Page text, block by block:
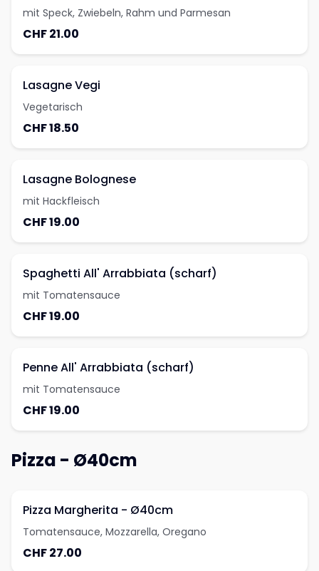
mit Speck, Zwiebeln, Rahm und Parmesan
CHF 21.00
Lasagne Vegi
Vegetarisch
CHF 18.50
Lasagne Bolognese
mit Hackfleisch
CHF 19.00
Spaghetti All' Arrabbiata (scharf)
mit Tomatensauce
CHF 19.00
Penne All' Arrabbiata (scharf)
mit Tomatensauce
CHF 19.00
Pizza - Ø40cm
Pizza Margherita - Ø40cm
Tomatensauce, Mozzarella, Oregano
CHF 27.00